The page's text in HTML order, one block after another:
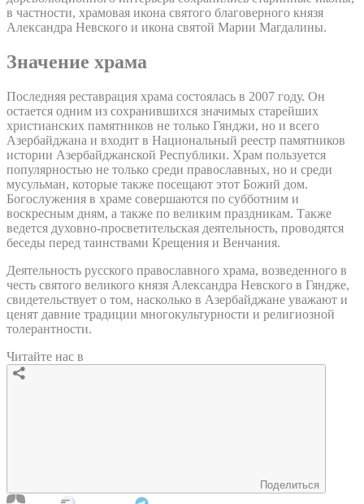
в частности, храмовая икона святого благоверного князя
Александра Невского и икона святой Марии Магдалины.
Значение храма
Последняя реставрация храма состоялась в 2007 году. Он
остается одним из сохранившихся значимых старейших
христианских памятников не только Гянджи, но и всего
Азербайджана и входит в Национальный реестр памятников
истории Азербайджанской Республики. Храм пользуется
популярностью не только среди православных, но и среди
мусульман, которые также посещают этот Божий дом.
Богослужения в храме совершаются по субботним и
воскресным дням, а также по великим праздникам. Также
ведется духовно-просветительская деятельность, проводятся
беседы перед таинствами Крещения и Венчания.
Деятельность русского православного храма, возведенного в
честь святого великого князя Александра Невского в Гяндже,
свидетельствует о том, насколько в Азербайджане уважают и
ценят давние традиции многокультурности и религиозной
толерантности.
Читайте нас в
Поделиться